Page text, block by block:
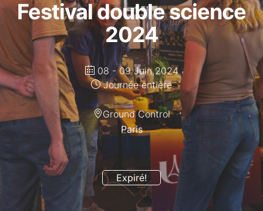
Festival double science
2024
08 - 09 Juin 2024
Expiré!
Journée entière
Ground Control
Paris